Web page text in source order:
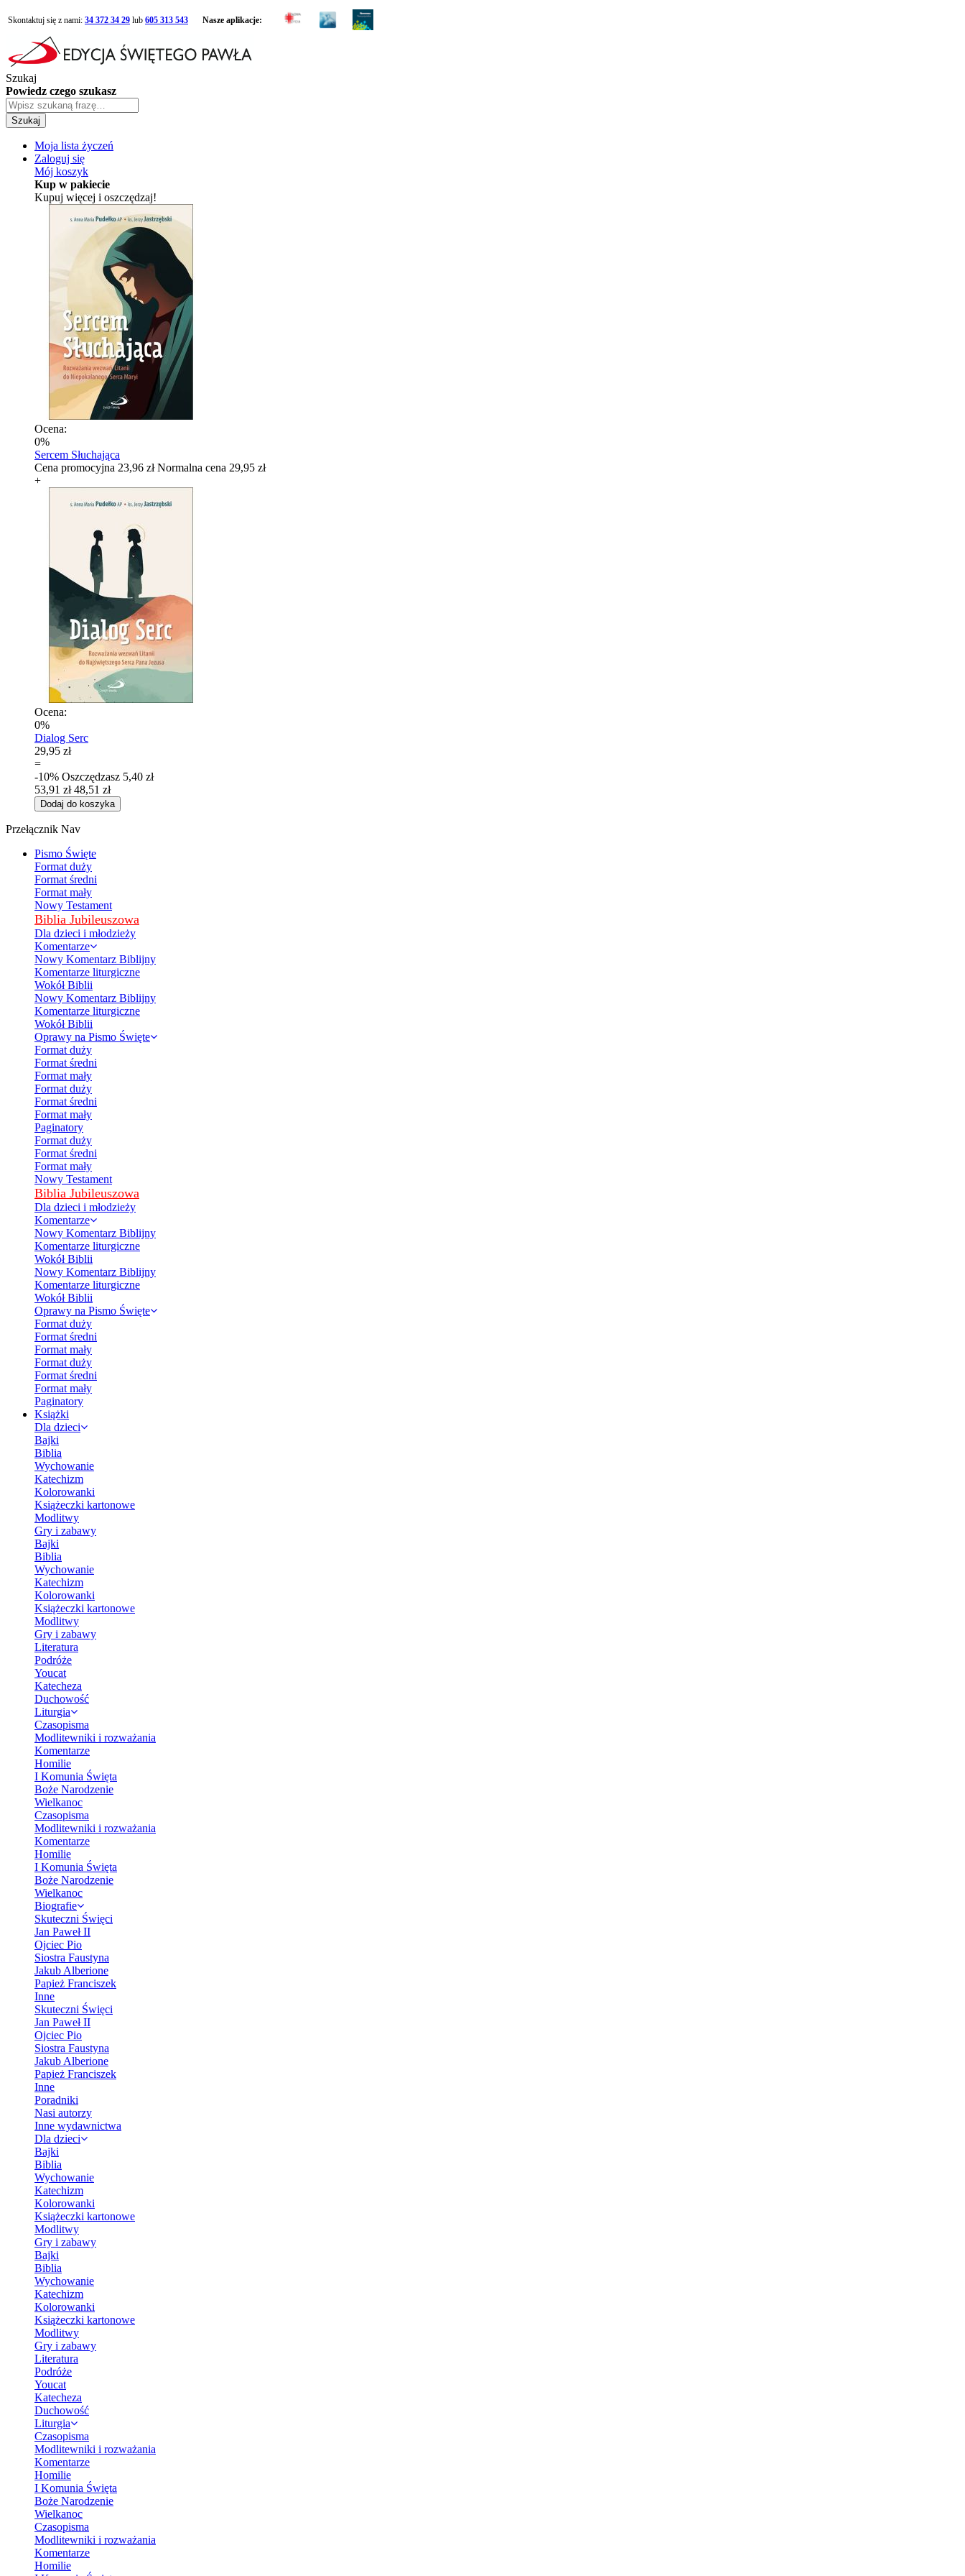
Skontaktuj się z nami: 34 372 34 29 lub 605 313 543 Nasze aplikacje:
Szukaj
Powiedz czego szukasz
Szukaj
Moja lista życzeń
Zaloguj się
Mój koszyk
Kup w pakiecie
Kupuj więcej i oszczędzaj!
Ocena:
0%
Sercem Słuchająca
Cena promocyjna 23,96 zł Normalna cena 29,95 zł
+
Ocena:
0%
Dialog Serc
29,95 zł
=
-10% Oszczędzasz 5,40 zł
53,91 zł 48,51 zł
Dodaj do koszyka
Przełącznik Nav
Pismo Święte
Format duży
Format średni
Format mały
Nowy Testament
Biblia Jubileuszowa
Dla dzieci i młodzieży
Komentarze
Nowy Komentarz Biblijny
Komentarze liturgiczne
Wokół Biblii
Nowy Komentarz Biblijny
Komentarze liturgiczne
Wokół Biblii
Oprawy na Pismo Święte
Format duży
Format średni
Format mały
Format duży
Format średni
Format mały
Paginatory
Format duży
Format średni
Format mały
Nowy Testament
Biblia Jubileuszowa
Dla dzieci i młodzieży
Komentarze
Nowy Komentarz Biblijny
Komentarze liturgiczne
Wokół Biblii
Nowy Komentarz Biblijny
Komentarze liturgiczne
Wokół Biblii
Oprawy na Pismo Święte
Format duży
Format średni
Format mały
Format duży
Format średni
Format mały
Paginatory
Książki
Dla dzieci
Bajki
Biblia
Wychowanie
Katechizm
Kolorowanki
Książeczki kartonowe
Modlitwy
Gry i zabawy
Bajki
Biblia
Wychowanie
Katechizm
Kolorowanki
Książeczki kartonowe
Modlitwy
Gry i zabawy
Literatura
Podróże
Youcat
Katecheza
Duchowość
Liturgia
Czasopisma
Modlitewniki i rozważania
Komentarze
Homilie
I Komunia Święta
Boże Narodzenie
Wielkanoc
Czasopisma
Modlitewniki i rozważania
Komentarze
Homilie
I Komunia Święta
Boże Narodzenie
Wielkanoc
Biografie
Skuteczni Święci
Jan Paweł II
Ojciec Pio
Siostra Faustyna
Jakub Alberione
Papież Franciszek
Inne
Skuteczni Święci
Jan Paweł II
Ojciec Pio
Siostra Faustyna
Jakub Alberione
Papież Franciszek
Inne
Poradniki
Nasi autorzy
Inne wydawnictwa
Dla dzieci
Bajki
Biblia
Wychowanie
Katechizm
Kolorowanki
Książeczki kartonowe
Modlitwy
Gry i zabawy
Bajki
Biblia
Wychowanie
Katechizm
Kolorowanki
Książeczki kartonowe
Modlitwy
Gry i zabawy
Literatura
Podróże
Youcat
Katecheza
Duchowość
Liturgia
Czasopisma
Modlitewniki i rozważania
Komentarze
Homilie
I Komunia Święta
Boże Narodzenie
Wielkanoc
Czasopisma
Modlitewniki i rozważania
Komentarze
Homilie